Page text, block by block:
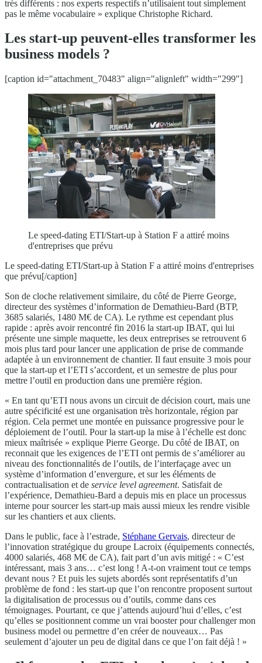
très différents : nos experts respectifs n’utilisaient tout simplement
pas le même vocabulaire » explique Christophe Richard.
Les start-up peuvent-elles transformer les
business models ?
[caption id="attachment_70483" align="alignleft" width="299"]
Le speed-dating ETI/Start-up à Station F a attiré moins
d'entreprises que prévu
Le speed-dating ETI/Start-up à Station F a attiré moins d'entreprises
que prévu[/caption]
Son de cloche relativement similaire, du côté de Pierre George,
directeur des systèmes d’information de Demathieu-Bard (BTP,
3685 salariés, 1480 M€ de CA). Le rythme est cependant plus
rapide : après avoir rencontré fin 2016 la start-up IBAT, qui lui
présente une simple maquette, les deux entreprises se retrouvent 6
mois plus tard pour lancer une application de prise de commande
adaptée à un environnement de chantier. Il faut ensuite 3 mois pour
que la start-up et l’ETI s’accordent, et un semestre de plus pour
mettre l’outil en production dans une première région.
« En tant qu’ETI nous avons un circuit de décision court, mais une
autre spécificité est une organisation très horizontale, région par
région. Cela permet une montée en puissance progressive pour le
déploiement de l’outil. Pour la start-up la mise à l’échelle est donc
mieux maîtrisée » explique Pierre George. Du côté de IBAT, on
reconnait que les exigences de l’ETI ont permis de s’améliorer au
niveau des fonctionnalités de l’outils, de l’interfaçage avec un
système d’information d’envergure, et sur les éléments de
contractualisation et de service level agreement. Satisfait de
l’expérience, Demathieu-Bard a depuis mis en place un processus
interne pour sourcer les start-up mais aussi mieux les rendre visible
sur les chantiers et aux clients.
Dans le public, face à l’estrade, Stéphane Gervais, directeur de
l’innovation stratégique du groupe Lacroix (équipements connectés,
4000 salariés, 468 M€ de CA), fait part d’un avis mitigé : « C’est
intéressant, mais 3 ans… c’est long ! A-t-on vraiment tout ce temps
devant nous ? Et puis les sujets abordés sont représentatifs d’un
problème de fond : les start-up que l’on rencontre proposent surtout
la digitalisation de processus ou d’outils, comme dans ces
témoignages. Pourtant, ce que j’attends aujourd’hui d’elles, c’est
qu’elles se positionnent comme un vrai booster pour challenger mon
business model ou permettre d’en créer de nouveaux… Pas
seulement d’ajouter un peu de digital dans ce que l’on fait déjà ! »